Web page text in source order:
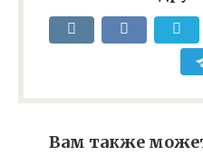
Вам также